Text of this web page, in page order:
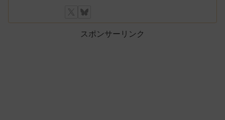
スポンサーリンク